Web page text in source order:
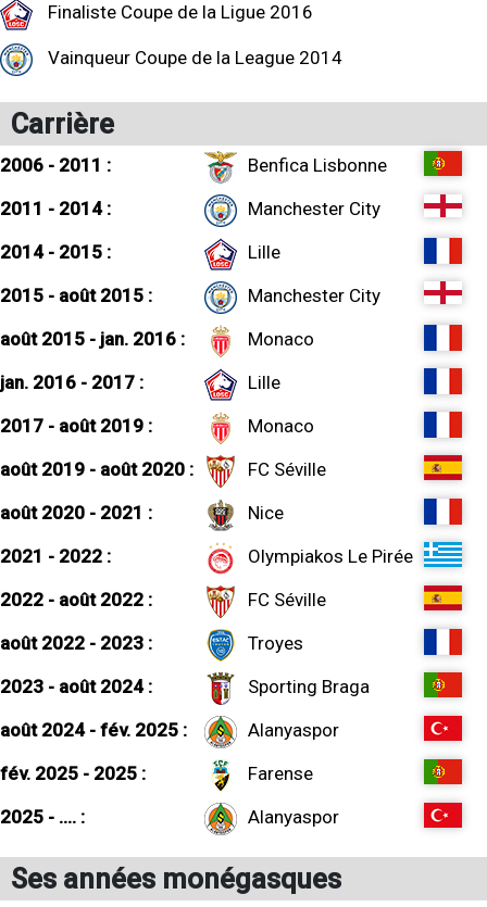
Finaliste Coupe de la Ligue 2016
Vainqueur Coupe de la League 2014
Carrière
2006 - 2011 :
Benfica Lisbonne
2011 - 2014 :
Manchester City
2014 - 2015 :
Lille
2015 - août 2015 :
Manchester City
août 2015 - jan. 2016 :
Monaco
jan. 2016 - 2017 :
Lille
2017 - août 2019 :
Monaco
août 2019 - août 2020 :
FC Séville
août 2020 - 2021 :
Nice
2021 - 2022 :
Olympiakos Le Pirée
2022 - août 2022 :
FC Séville
août 2022 - 2023 :
Troyes
2023 - août 2024 :
Sporting Braga
août 2024 - fév. 2025 :
Alanyaspor
fév. 2025 - 2025 :
Farense
2025 - .... :
Alanyaspor
Ses années monégasques